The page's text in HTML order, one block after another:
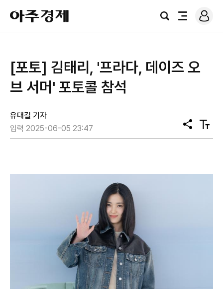
아
주
경
검
전
로
그
[포토] 김태리, '프라다, 데이즈 오
브 서머' 포토콜 참석
유대길 기자
입력 2025-06-05 23:47
공
유
텍
스